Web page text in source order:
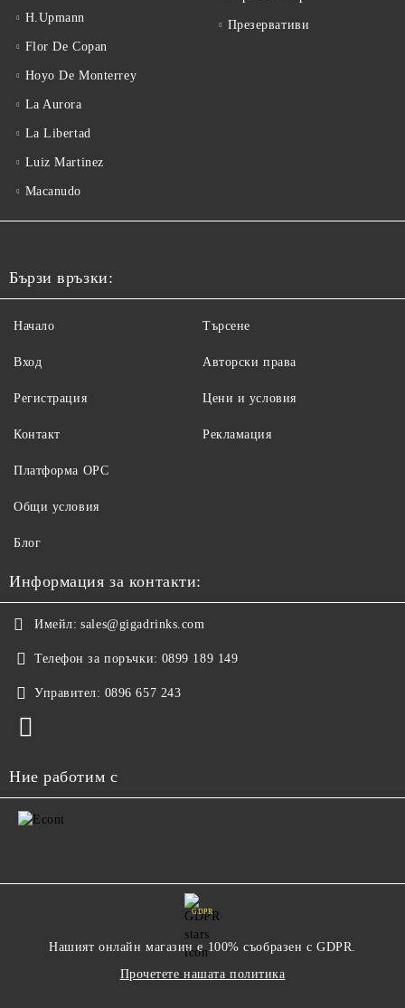
H.Upmann
Flor De Copan
Hoyo De Monterrey
La Aurora
La Libertad
Luiz Martinez
Macanudo
Презервативи
Бързи връзки:
Начало
Вход
Регистрация
Контакт
Търсене
Авторски права
Цени и условия
Рекламация
Платформа ОРС
Общи условия
Блог
Информация за контакти:
Имейл: sales@gigadrinks.com
Телефон за поръчки: 0899 189 149
Управител: 0896 657 243
Ние работим с
GDPR
Нашият онлайн магазин е 100% съобразен с GDPR.
Прочетете нашата политика